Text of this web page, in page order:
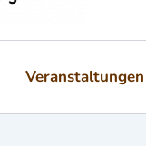
Veranstaltungen